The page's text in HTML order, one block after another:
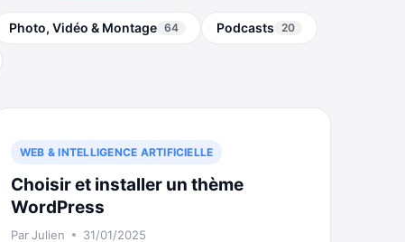
Photo, Vidéo & Montage 64 Podcasts 20
WEB & INTELLIGENCE ARTIFICIELLE
Choisir et installer un thème
WordPress
ParJulien 31/01/2025